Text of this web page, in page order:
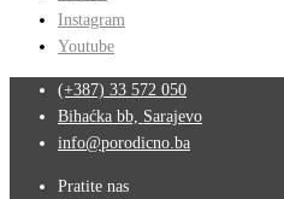
Instagram
Youtube
(+387) 33 572 050
Bihaćka bb, Sarajevo
info@porodicno.ba
Pratite nas